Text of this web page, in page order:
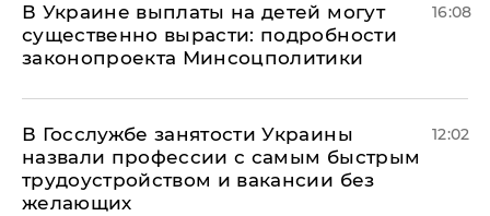
В Украине выплаты на детей могут
существенно вырасти: подробности
законопроекта Минсоцполитики
16:08
В Госслужбе занятости Украины
назвали профессии с самым быстрым
трудоустройством и вакансии без
желающих
12:02